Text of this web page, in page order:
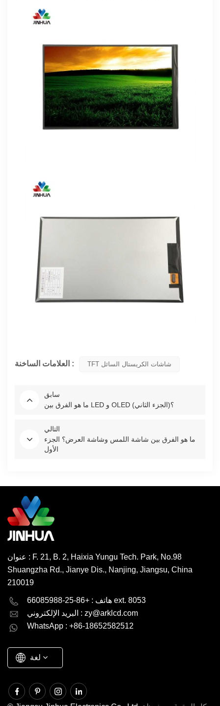
العلامات الساخنة : TFT شاشات الكريستال السائل
سابق
ما هو الفرق بين LED و OLED (الجزء الثاني)؟
التالي
ما هو الفرق بين شاشة اللمس وشاشة العرض؟ الجزء
الأول
عنوان : F. 21, B. 2, Haixia Yungu Tech. Park, No.98
Shuangzha Rd., Jianye Dis., Nanjing, Jiangsu, China
210019
هاتف : +86-25-66085988 ext. 8053
البريد الإلكتروني : zy@arklcd.com
WhatsApp : +86-18652582512
لغة
English Deutsch
русский español
العربية